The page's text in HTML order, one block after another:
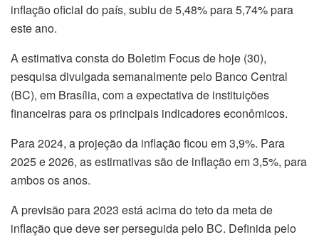
inflação oficial do país, subiu de 5,48% para 5,74% para
este ano.
A estimativa consta do Boletim Focus de hoje (30),
pesquisa divulgada semanalmente pelo Banco Central
(BC), em Brasília, com a expectativa de instituições
financeiras para os principais indicadores econômicos.
Para 2024, a projeção da inflação ficou em 3,9%. Para
2025 e 2026, as estimativas são de inflação em 3,5%, para
ambos os anos.
A previsão para 2023 está acima do teto da meta de
inflação que deve ser perseguida pelo BC. Definida pelo